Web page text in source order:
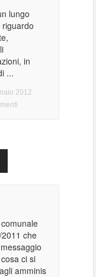
lungo
in
...
2012
che
ci si
amminis